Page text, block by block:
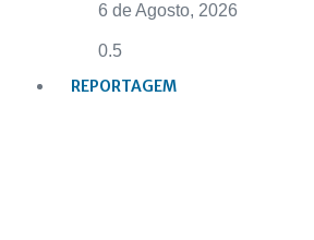
6 de Agosto, 2026
REPORTAGEM